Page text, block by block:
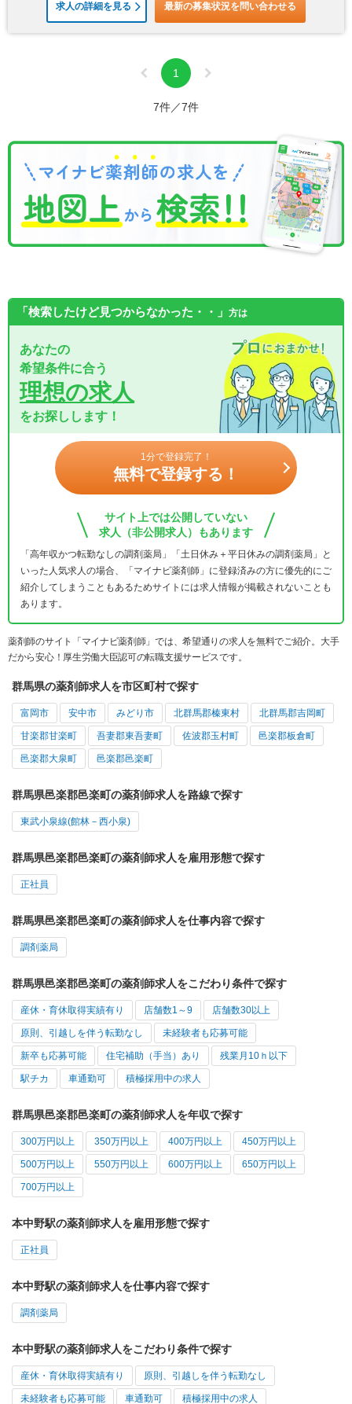
求人の詳細を見る 最新の募集状況を問い合わせる
1
7件／7件
「検索したけど見つからなかった・・」 方は
あなたの
希望条件に合う
理想の求人
をお探しします！
1分で登録完了！
無料で登録する！
サイト上では公開していない
求人（非公開求人）もあります
「高年収かつ転勤なしの調剤薬局」「土日休み＋平日休みの調剤薬局」と
いった人気求人の場合、「マイナビ薬剤師」に登録済みの方に優先的にご
紹介してしまうこともあるためサイトには求人情報が掲載されないことも
あります。
薬剤師のサイト「マイナビ薬剤師」では、希望通りの求人を無料でご紹介。大手
だから安心！厚生労働大臣認可の転職支援サービスです。
群馬県の薬剤師求人を市区町村で探す
富岡市 安中市 みどり市 北群馬郡榛東村 北群馬郡吉岡町
甘楽郡甘楽町 吾妻郡東吾妻町 佐波郡玉村町 邑楽郡板倉町
邑楽郡大泉町 邑楽郡邑楽町
群馬県邑楽郡邑楽町の薬剤師求人を路線で探す
東武小泉線(館林－西小泉)
群馬県邑楽郡邑楽町の薬剤師求人を雇用形態で探す
正社員
群馬県邑楽郡邑楽町の薬剤師求人を仕事内容で探す
調剤薬局
群馬県邑楽郡邑楽町の薬剤師求人をこだわり条件で探す
産休・育休取得実績有り 店舗数1～9 店舗数30以上
原則、引越しを伴う転勤なし 未経験者も応募可能
新卒も応募可能 住宅補助（手当）あり 残業月10ｈ以下
駅チカ 車通勤可 積極採用中の求人
群馬県邑楽郡邑楽町の薬剤師求人を年収で探す
300万円以上 350万円以上 400万円以上 450万円以上
500万円以上 550万円以上 600万円以上 650万円以上
700万円以上
本中野駅の薬剤師求人を雇用形態で探す
正社員
本中野駅の薬剤師求人を仕事内容で探す
調剤薬局
本中野駅の薬剤師求人をこだわり条件で探す
産休・育休取得実績有り 原則、引越しを伴う転勤なし
未経験者も応募可能 車通勤可 積極採用中の求人